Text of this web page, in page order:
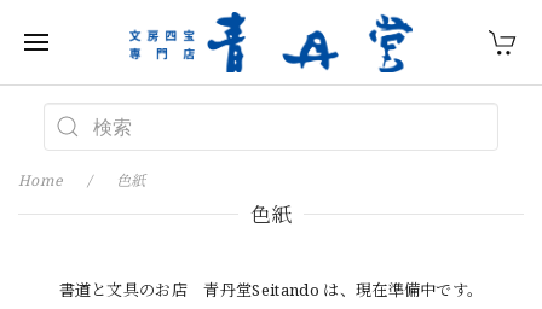
Home 色紙
色紙
書道と文具のお店 青丹堂Seitando は、現在準備中です。